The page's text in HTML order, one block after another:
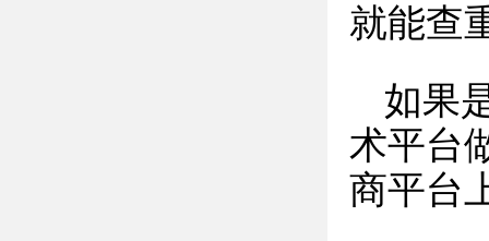
就能查
如果
术平台
商平台